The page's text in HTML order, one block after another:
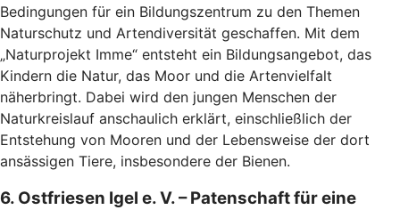
Bedingungen für ein Bildungszentrum zu den Themen
Naturschutz und Artendiversität geschaffen. Mit dem
„Naturprojekt Imme“ entsteht ein Bildungsangebot, das
Kindern die Natur, das Moor und die Artenvielfalt
näherbringt. Dabei wird den jungen Menschen der
Naturkreislauf anschaulich erklärt, einschließlich der
Entstehung von Mooren und der Lebensweise der dort
ansässigen Tiere, insbesondere der Bienen.
6. Ostfriesen Igel e. V. – Patenschaft für eine